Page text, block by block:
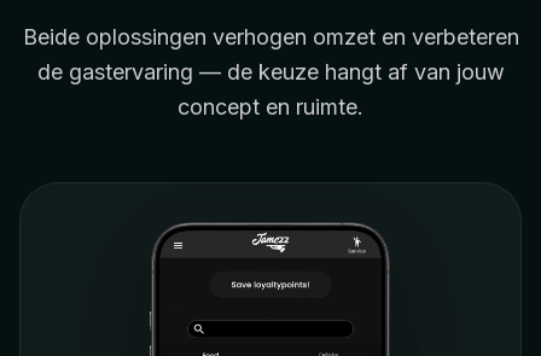
Beide oplossingen verhogen omzet en verbeteren
de gastervaring — de keuze hangt af van jouw
concept en ruimte.